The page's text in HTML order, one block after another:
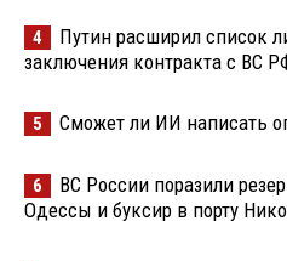
4
Путин расширил список
заключения контракта с ВС
5 Сможет ли ИИ написать
6
ВС России поразили
Одессы и буксир в порту